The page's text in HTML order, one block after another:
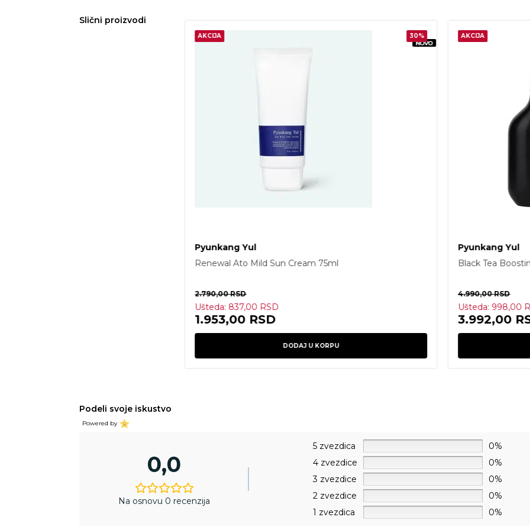
Slični proizvodi
AKCIJA 20%
Pyunkang Yul
Black Tea Boosting Serum 45ml
4.990,00RSD
Ušteda: 998,00 RSD
3.992,00RSD
DODAJ U KORPU
AKCIJA
Pyunkang Yul
Black Tea Deep
4.690,00RSD
Ušteda: 938,00
3.752,00
Podeli svoje iskustvo
Powered by
0,0
Na osnovu 0 recenzija
5 zvezdica
0%
4 zvezdice
0%
3 zvezdice
0%
2 zvezdice
0%
1 zvezdica
0%